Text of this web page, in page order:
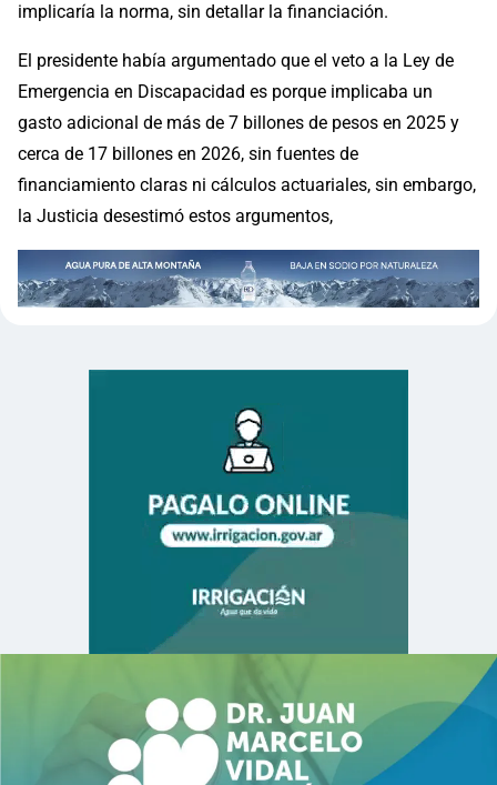
implicaría la norma, sin detallar la financiación.
El presidente había argumentado que el veto a la Ley de
Emergencia en Discapacidad es porque implicaba un
gasto adicional de más de 7 billones de pesos en 2025 y
cerca de 17 billones en 2026, sin fuentes de
financiamiento claras ni cálculos actuariales, sin embargo,
la Justicia desestimó estos argumentos,